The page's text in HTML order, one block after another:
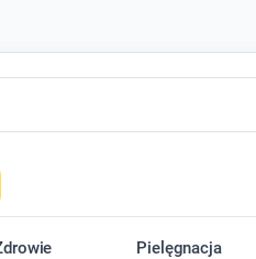
Pielęgnacja